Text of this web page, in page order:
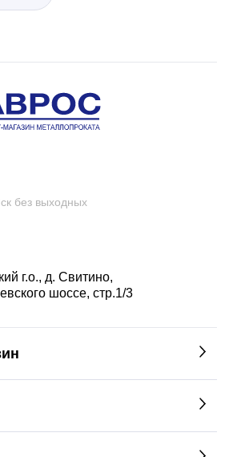
без выходных
г.о., д. Свитино,
шоссе, стр.1/3